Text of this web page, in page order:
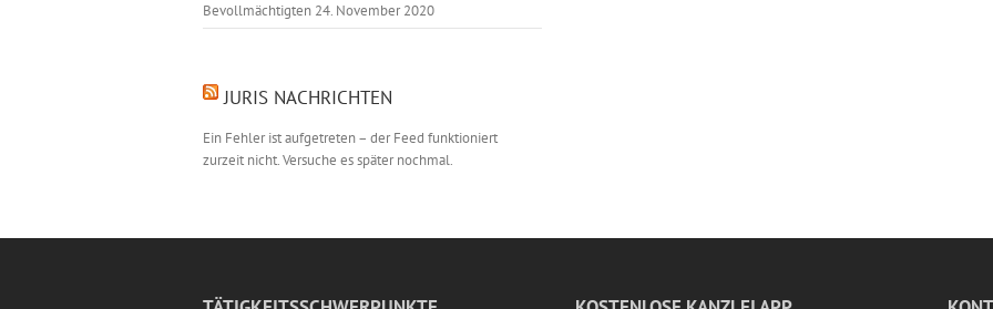
Bevollmächtigten 24. November 2020
JURIS NACHRICHTEN
Ein Fehler ist aufgetreten – der Feed funktioniert
zurzeit nicht. Versuche es später nochmal.